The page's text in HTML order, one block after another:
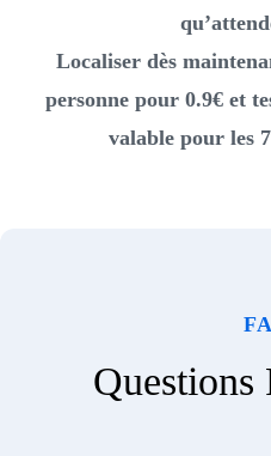
Localiser dès
personne pour 0.9€ et
valable pour les
Questions